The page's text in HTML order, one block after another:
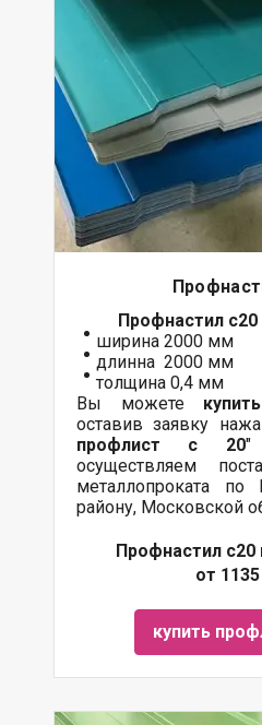
Профнастил с20
ширина 2000 мм
длинна 2000 мм
толщина 0,4 мм
Вы можете
оставив заявку
профлист с 20"
осуществляем
металлопроката по
району, Московской
Профнастил с20
от
купить